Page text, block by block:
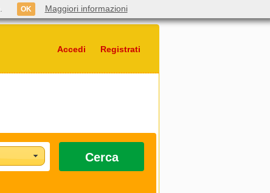
Accedi Registrati
Cerca
OK Maggiori informazioni